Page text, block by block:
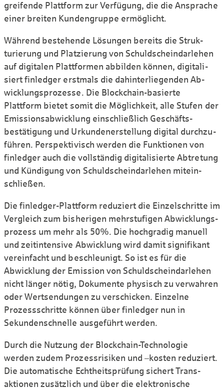
greifende Plattform zur Verfügung, die die Ansprache
einer breiten Kunden­gruppe ermöglicht.
Während bestehende Lösungen bereits die Struk­
turierung und Platzierung von Schuld­schein­darlehen
auf digitalen Plattformen abbilden können, digitali­
siert finledger erstmals die dahinter­liegenden Ab­
wicklungs­prozesse. Die Block­chain-basierte
Plattform bietet somit die Möglich­keit, alle Stufen der
Emissions­abwicklung einschließlich Geschäfts­
bestätigung und Ur­kunden­erstellung digital durch­zu­
führen. Perspek­tivisch werden die Funktionen von
finledger auch die voll­ständig digitali­sierte Abtretung
und Kündigung von Schuld­schein­darlehen mitein­
schließen.
Die finledger-Plattform reduziert die Einzel­schritte im
Vergleich zum bis­herigen mehr­stufigen Abwicklungs­
prozess um mehr als 50%. Die hoch­gradig manuell
und zeit­inten­sive Abwicklung wird damit signifikant
vereinfacht und beschleunigt. So ist es für die
Abwicklung der Emission von Schuld­schein­darlehen
nicht länger nötig, Dokumente physisch zu verwahren
oder Wert­sendungen zu ver­schicken. Einzelne
Prozess­schritte können über finledger nun in
Sekunden­schnelle ausge­führt werden.
Durch die Nutzung der Blockchain-Technologie
werden zudem Prozess­risiken und –kosten reduziert.
Die automatische Echt­heits­prüfung sichert Trans­
aktionen zusätzlich und über die elektro­nische